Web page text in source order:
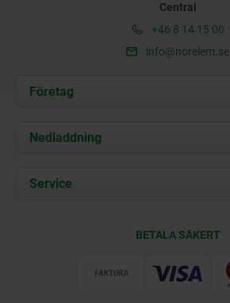
Central
+46 8 14 15 00
info@norelem.se
Företag
Om oss
Kontakt
Nedladdning
Documents
Service
BETALA SÄKERT